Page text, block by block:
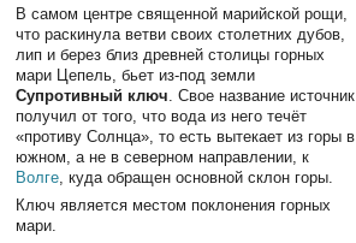
В самом центре священной марийской рощи,
что раскинула ветви своих столетних дубов,
лип и берез близ древней столицы горных
мари Цепель, бьет из-под земли
Супротивный ключ . Свое название источник
получил от того, что вода из него течёт
«противу Солнца», то есть вытекает из горы в
южном, а не в северном направлении, к
Волге , куда обращен основной склон горы.
Ключ является местом поклонения горных
мари.